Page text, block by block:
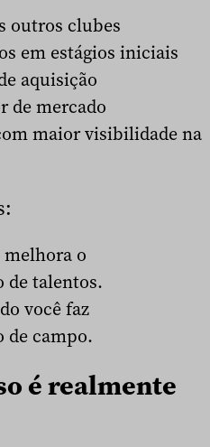
outros clubes
em estágios iniciais
aquisição
de mercado
maior visibilidade na
melhora o
de talentos.
você faz
de campo.
é realmente